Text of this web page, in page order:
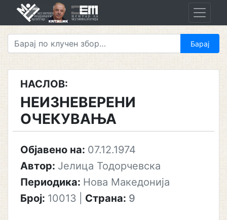
НАСЛОВ:
НЕИЗНЕВЕРЕНИ
ОЧЕКУВАЊА
Објавено на: 07.12.1974
Автор: Јелица Тодорчевска
Периодика: Нова Македонија
Број: 10013 Страна: 9